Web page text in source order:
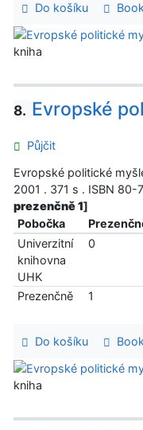
Do košíku
kniha
8. Evropské
Půjčit
Evropské politické
2001 . 371 s . ISBN
prezenčně 1]
Pobočka
Univerzitní
knihovna
UHK
0
Prezenčně 1
Do košíku
kniha